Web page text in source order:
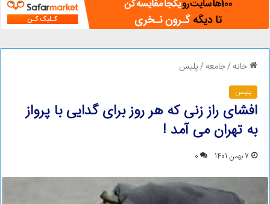
خانه/جامعه/پلیس
پلیس
افشای راز زنی که هر روز برای گدایی با پرواز
به تهران می آمد !
7 بهمن 1401 0